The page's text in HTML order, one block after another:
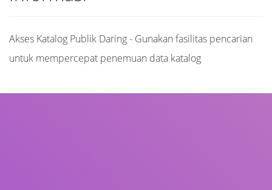
Akses Katalog Publik Daring - Gunakan fasilitas pencarian
untuk mempercepat penemuan data katalog